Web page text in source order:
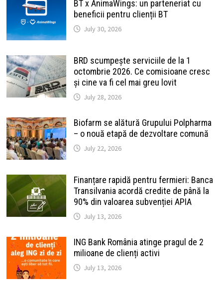
BT x AnimaWings: un parteneriat cu
beneficii pentru clienții BT
July 30, 2026
BRD scumpește serviciile de la 1
octombrie 2026. Ce comisioane cresc
și cine va fi cel mai greu lovit
July 28, 2026
Biofarm se alătură Grupului Polpharma
– o nouă etapă de dezvoltare comună
July 22, 2026
Finanțare rapidă pentru fermieri: Banca
Transilvania acordă credite de până la
90% din valoarea subvenției APIA
July 13, 2026
ING Bank România atinge pragul de 2
milioane de clienți activi
July 13, 2026